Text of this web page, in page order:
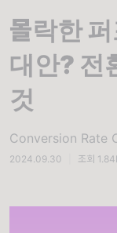
몰락한
대안? 전
것
Conversion Rate
2024.09.30 조회